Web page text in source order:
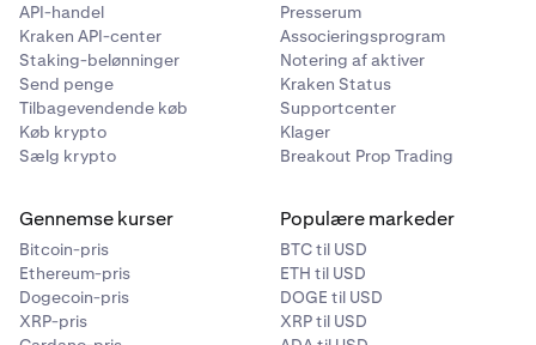
Hvis du har 2FA aktiveret på din konto, vil du blive
bedt om at tilføje din 2FA-kode.
4
Følg instruktionerne på skærmen for at bekræfte din
opsætning af Master Key.
Du kan ikke oprette en Master Key på Kraken-
grænsefladen.
Hvilken Kraken-grænseflade er jeg på?
API-handel
Kraken API-center
Staking-belønninger
Send penge
Tilbagevendende køb
Køb krypto
Sælg krypto
Presserum
Associeringsprogram
Notering af aktiver
Kraken Status
Supportcenter
Klager
Breakout Prop Trading
Gennemse kurser
Bitcoin-pris
Ethereum-pris
Dogecoin-pris
XRP-pris
Populære markeder
BTC til USD
ETH til USD
DOGE til USD
XRP til USD